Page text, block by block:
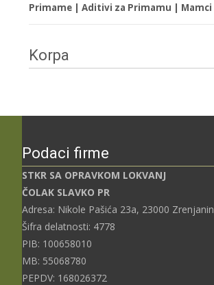
Primame | Aditivi za Primamu | Mamci
Korpa
Podaci firme
STKR SA OPRAVKOM LOKVANJ
ČOLAK SLAVKO PR
Adresa: Nikole Pašića 23a, 23000 Zrenjanin
Šifra delatnosti: 4778
PIB: 100658010
MB: 55068780
PEPDV: 168026372